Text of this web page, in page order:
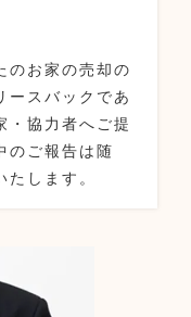
のお家の売却の
ースバックであ
・協力者へご提
のご報告は随
します。